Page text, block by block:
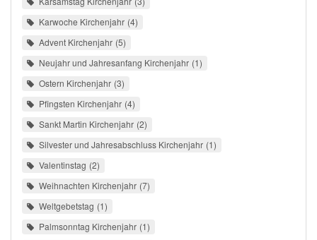
Karwoche Kirchenjahr 4
Advent Kirchenjahr 5
Neujahr und Jahresanfang Kirchenjahr 1
Ostern Kirchenjahr 3
Pfingsten Kirchenjahr 4
Sankt Martin Kirchenjahr 2
Silvester und Jahresabschluss Kirchenjahr 1
Valentinstag 2
Weihnachten Kirchenjahr 7
Weltgebetstag 1
Palmsonntag Kirchenjahr 1